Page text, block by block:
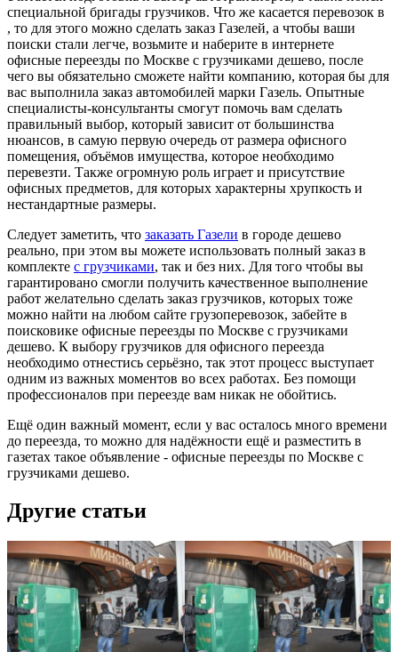
специальной бригады грузчиков. Что же касается перевозок в
, то для этого можно сделать заказ Газелей, а чтобы ваши
поиски стали легче, возьмите и наберите в интернете
офисные переезды по Москве с грузчиками дешево, после
чего вы обязательно сможете найти компанию, которая бы для
вас выполнила заказ автомобилей марки Газель. Опытные
специалисты-консультанты смогут помочь вам сделать
правильный выбор, который зависит от большинства
нюансов, в самую первую очередь от размера офисного
помещения, объёмов имущества, которое необходимо
перевезти. Также огромную роль играет и присутствие
офисных предметов, для которых характерны хрупкость и
нестандартные размеры.
Следует заметить, что заказать Газели в городе дешево
реально, при этом вы можете использовать полный заказ в
комплекте с грузчиками, так и без них. Для того чтобы вы
гарантировано смогли получить качественное выполнение
работ желательно сделать заказ грузчиков, которых тоже
можно найти на любом сайте грузоперевозок, забейте в
поисковике офисные переезды по Москве с грузчиками
дешево. К выбору грузчиков для офисного переезда
необходимо отнестись серьёзно, так этот процесс выступает
одним из важных моментов во всех работах. Без помощи
профессионалов при переезде вам никак не обойтись.
Ещё один важный момент, если у вас осталось много времени
до переезда, то можно для надёжности ещё и разместить в
газетах такое объявление - офисные переезды по Москве с
грузчиками дешево.
Другие статьи